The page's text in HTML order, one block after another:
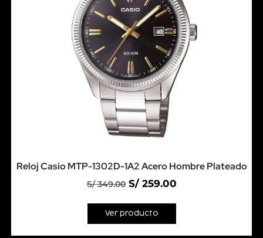
Reloj Casio MTP-1302D-1A2 Acero Hombre Plateado
S/349.00 S/259.00
Ver producto